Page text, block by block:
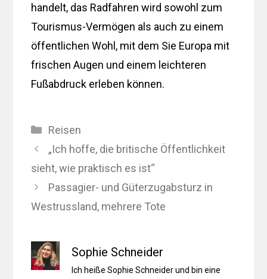
handelt, das Radfahren wird sowohl zum
Tourismus-Vermögen als auch zu einem
öffentlichen Wohl, mit dem Sie Europa mit
frischen Augen und einem leichteren
Fußabdruck erleben können.
Kategorien
Reisen
„Ich hoffe, die britische Öffentlichkeit
sieht, wie praktisch es ist“
Passagier- und Güterzugabsturz in
Westrussland, mehrere Tote
Sophie Schneider
Ich heiße Sophie Schneider und bin eine